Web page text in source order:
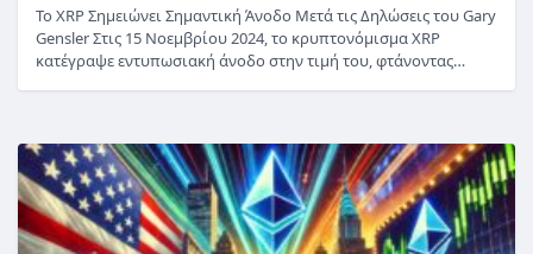
Το XRP Σημειώνει Σημαντική Άνοδο Μετά τις Δηλώσεις του Gary
Gensler Στις 15 Νοεμβρίου 2024, το κρυπτονόμισμα XRP
κατέγραψε εντυπωσιακή άνοδο στην τιμή του, φτάνοντας…